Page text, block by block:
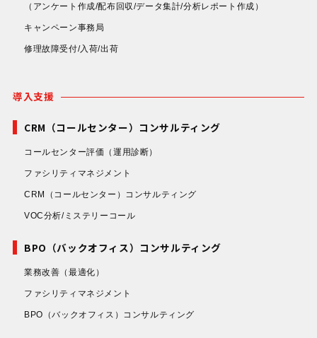
（アンケート作成/配布回収/データ集計/分析レポート作成）
キャンペーン事務局
修理故障受付/入荷/出荷
導入支援
CRM（コールセンター）コンサルティング
コールセンター評価 （運用診断）
ファシリティマネジメント
CRM（コールセンター）コンサルティング
VOC分析/ミステリーコール
BPO（バックオフィス）コンサルティング
業務改善 （最適化）
ファシリティマネジメント
BPO（バックオフィス）コンサルティング